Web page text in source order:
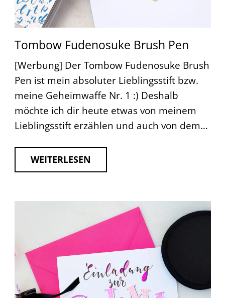
Tombow Fudenosuke Brush Pen
[Werbung] Der Tombow Fudenosuke Brush
Pen ist mein absoluter Lieblingsstift bzw.
meine Geheimwaffe Nr. 1 :) Deshalb
möchte ich dir heute etwas von meinem
Lieblingsstift erzählen und auch von dem…
WEITERLESEN